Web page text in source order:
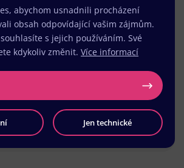
abychom usnadnili procházení
obsah odpovídající vašim zájmům.
s jejich používáním. Své
kdykoliv změnit. Více informací
Jen technické